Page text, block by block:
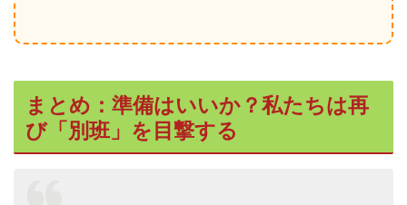
まとめ：準備はいいか？私たちは再
び「別班」を目撃する